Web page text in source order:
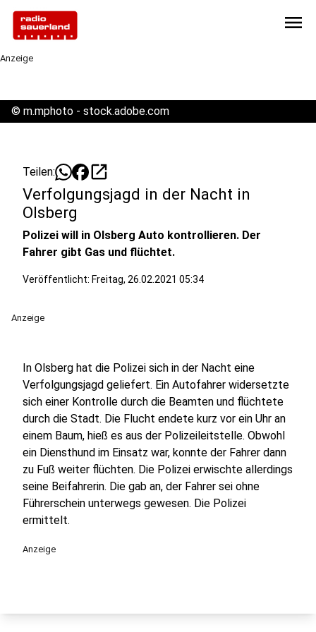
menu
Anzeige
© m.mphoto - stock.adobe.com
Teilen: open_in_new
Verfolgungsjagd in der Nacht in
Olsberg
Polizei will in Olsberg Auto kontrollieren. Der
Fahrer gibt Gas und flüchtet.
Veröffentlicht: Freitag, 26.02.2021 05:34
Anzeige
In Olsberg hat die Polizei sich in der Nacht eine
Verfolgungsjagd geliefert. Ein Autofahrer widersetzte
sich einer Kontrolle durch die Beamten und flüchtete
durch die Stadt. Die Flucht endete kurz vor ein Uhr an
einem Baum, hieß es aus der Polizeileitstelle. Obwohl
ein Diensthund im Einsatz war, konnte der Fahrer dann
zu Fuß weiter flüchten. Die Polizei erwischte allerdings
seine Beifahrerin. Die gab an, der Fahrer sei ohne
Führerschein unterwegs gewesen. Die Polizei
ermittelt.
Anzeige